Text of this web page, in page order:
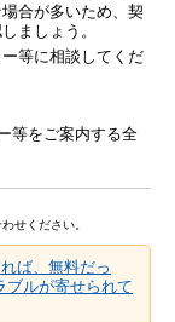
合が多いため、契
ましょう。
等に相談してくだ
等をご案内する全
せください。
ば、無料だっ
ブルが寄せられて